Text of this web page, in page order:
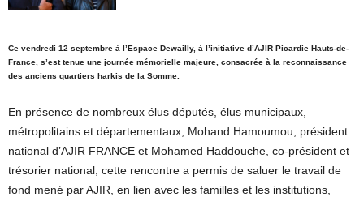
Ce vendredi 12 septembre à l’Espace Dewailly, à l’initiative d’AJIR Picardie Hauts-de-
France, s’est tenue une journée mémorielle majeure, consacrée à la reconnaissance
des anciens quartiers harkis de la Somme.
En présence de nombreux élus députés, élus municipaux,
métropolitains et départementaux, Mohand Hamoumou, président
national d’AJIR FRANCE et Mohamed Haddouche, co-président et
trésorier national, cette rencontre a permis de saluer le travail de
fond mené par AJIR, en lien avec les familles et les institutions,